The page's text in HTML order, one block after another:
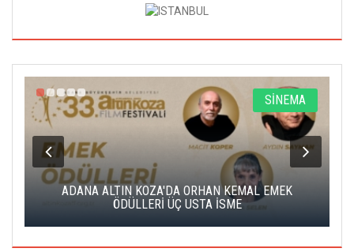
SİNEMA
ADANA ALTIN KOZA'DA ORHAN KEMAL EMEK
ÖDÜLLERİ ÜÇ USTA İSME